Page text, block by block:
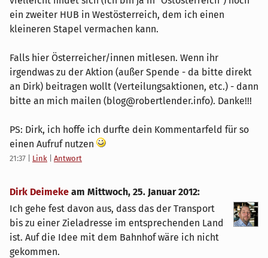
ein zweiter HUB in Westösterreich, dem ich einen
kleineren Stapel vermachen kann.
Falls hier Österreicher/innen mitlesen. Wenn ihr
irgendwas zu der Aktion (außer Spende - da bitte direkt
an Dirk) beitragen wollt (Verteilungsaktionen, etc.) - dann
bitte an mich mailen (blog@robertlender.info). Danke!!!
PS: Dirk, ich hoffe ich durfte dein Kommentarfeld für so
einen Aufruf nutzen
21:37 Link Antwort
Dirk Deimeke am Mittwoch, 25. Januar 2012:
Ich gehe fest davon aus, dass das der Transport
bis zu einer Zieladresse im entsprechenden Land
ist. Auf die Idee mit dem Bahnhof wäre ich nicht
gekommen.